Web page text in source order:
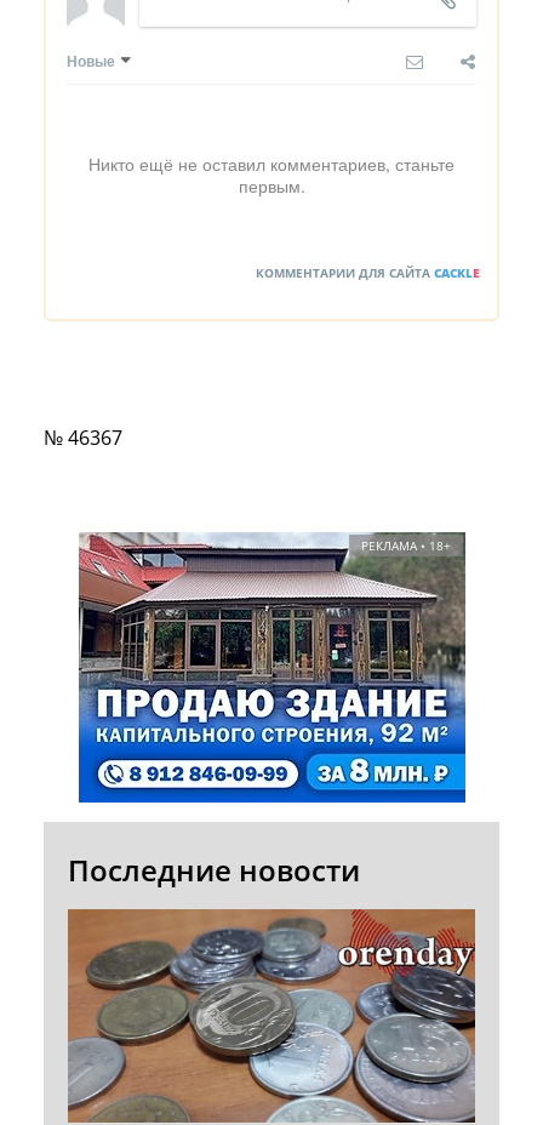
Новые
Никто ещё не оставил комментариев, станьте
первым.
КОММЕНТАРИИ ДЛЯ САЙТА CACKLE
№ 46367
РЕКЛАМА • 18+
Последние новости